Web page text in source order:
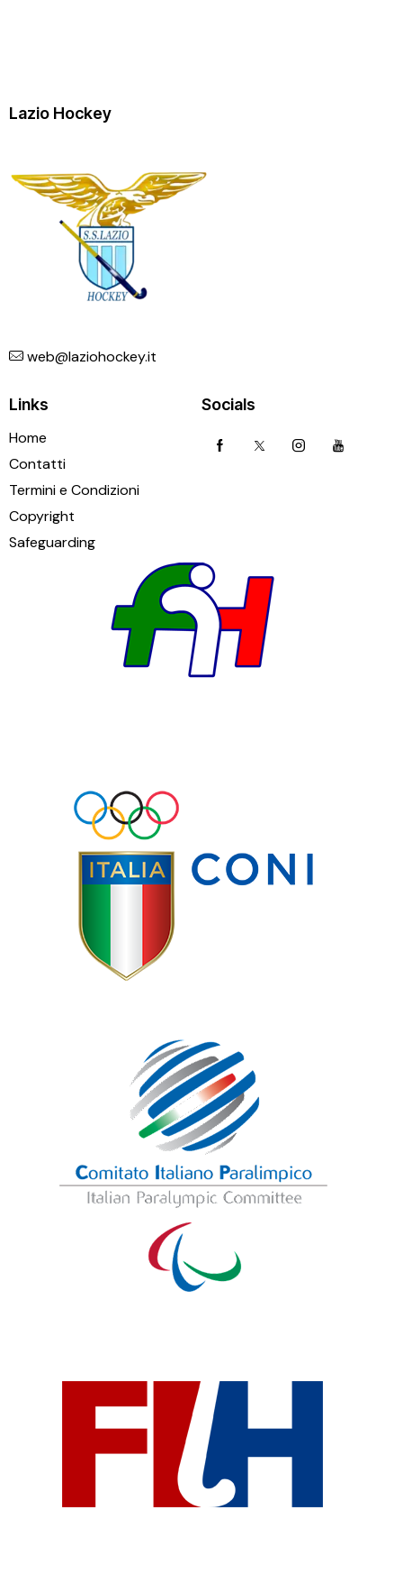
Lazio Hockey
web@laziohockey.it
Links
Home
Contatti
Termini e Condizioni
Copyright
Safeguarding
Socials